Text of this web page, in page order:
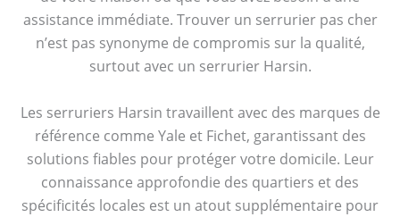
assistance immédiate. Trouver un serrurier pas cher
n’est pas synonyme de compromis sur la qualité,
surtout avec un serrurier Harsin.
Les serruriers Harsin travaillent avec des marques de
référence comme Yale et Fichet, garantissant des
solutions fiables pour protéger votre domicile. Leur
connaissance approfondie des quartiers et des
spécificités locales est un atout supplémentaire pour